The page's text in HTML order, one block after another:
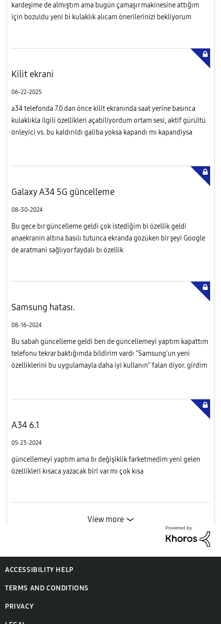
kardeşime de almıştım ama bugün çamaşır makinesine attığım
için bozuldu yeni bi kulaklık alıcam önerilerinizi bekliyorum
Kilit ekrani
06-22-2025
a34 telefonda 7.0 dan önce kilit ekranında saat yerine basınca
kulaklıkla ilgili özellikleri açabiliyordum ortam sesi, aktif gürültü
önleyici vs. bu kaldırıldı galiba yoksa kapandı mı kapandiysa
Galaxy A34 5G güncelleme
08-30-2024
Bu gece bır güncelleme geldi çok istediğim bi özellik geldi
anaekranin altına basılı tutunca ekranda gözüken bir şeyi Google
de aratmani sağlıyor faydalı bı özellik
Samsung hatası.
08-16-2024
Bu sabah güncelleme geldi ben de güncellemeyi yaptım kapattım
telefonu tekrar baktığımda bildirim vardı "Samsung'un yeni
özelliklerini bu uygulamayla daha iyi kullanın" falan diyor. girdim
A34 6.1
05-23-2024
güncellemeyi yaptım ama bı değişiklik farketmedim yeni gelen
özellikleri kısaca yazacak biri var mı çok kısa
View more
ACCESSIBILITY HELP
TERMS AND CONDITIONS
PRIVACY